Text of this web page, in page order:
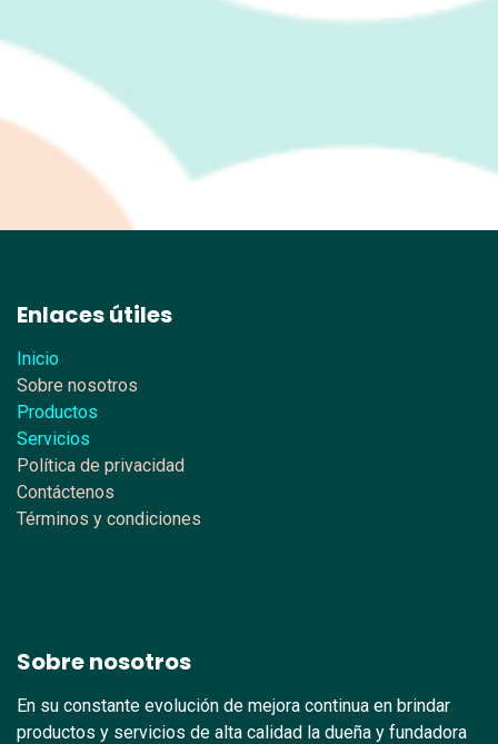
Enlaces útiles
Inicio
Sobre nosotros
Productos
Servicios
Política de privacidad
Contáctenos
Términos y condiciones
Sobre nosotros
En su constante evolución de mejora continua en brindar
productos y servicios de alta calidad la dueña y fundadora